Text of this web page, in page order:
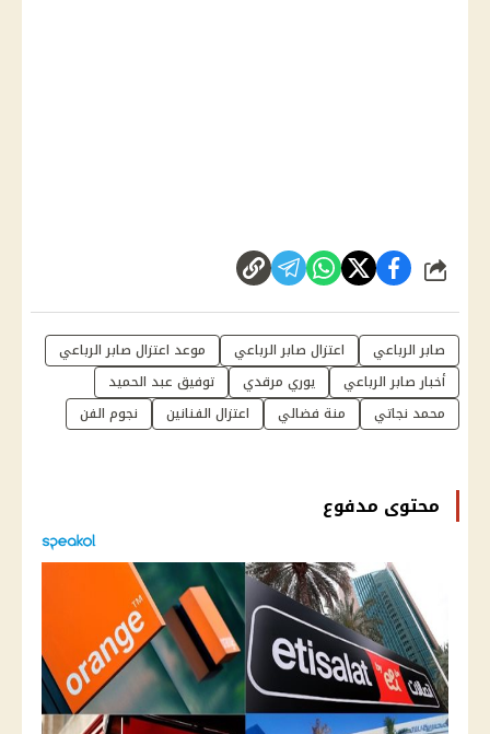
شارك
صابر الرباعي اعتزال صابر الرباعي
موعد اعتزال صابر الرباعي
أخبار صابر الرباعي
يوري مرقدي
توفيق عبد الحميد
محمد نجاتي
منة فضالي اعتزال الفنانين نجوم الفن
محتوى مدفوع